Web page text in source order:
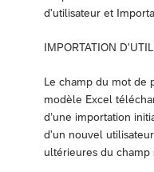
d'utilisateur et
IMPORTATION
Le champ du mot de
modèle Excel
d’une importation
d'un nouvel
ultérieures du champ